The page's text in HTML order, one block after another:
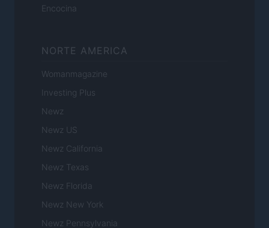
Encocina
NORTE AMERICA
Womanmagazine
Investing Plus
Newz
Newz US
Newz California
Newz Texas
Newz Florida
Newz New York
Newz Pennsylvania